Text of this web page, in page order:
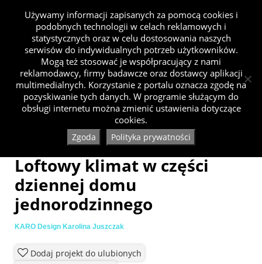
Loftowy klimat w części
dziennej domu
jednorodzinnego
KARO Design Karolina Juszczak
Dodaj projekt do ulubionych
Używamy informacji zapisanych za pomocą cookies i
podobnych technologii w celach reklamowych i
statystycznych oraz w celu dostosowania naszych
serwisów do indywidualnych potrzeb użytkowników.
Mogą też stosować je współpracujący z nami
reklamodawcy, firmy badawcze oraz dostawcy aplikacji
multimedialnych. Korzystanie z portalu oznacza zgodę na
pozyskiwanie tych danych. W programie służącym do
obsługi internetu można zmienić ustawienia dotyczące
cookies.
Zgoda Polityka prywatności